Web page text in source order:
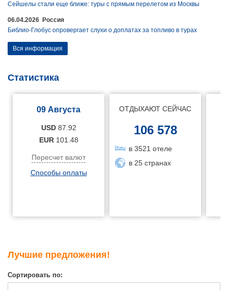
Сейшелы стали еще ближе: туры с прямым перелетом из Москвы
06.04.2026 Россия
Библио-Глобус опровергает слухи о доплатах за топливо в турах
Вся информация
Статистика
09 Августа
USD 87.92
EUR 101.48
Пересчет валют
Способы оплаты
ОТДЫХАЮТ СЕЙЧАС
106 578
в 3521 отеле
в 25 странах
Лучшие предложения!
Сортировать по: